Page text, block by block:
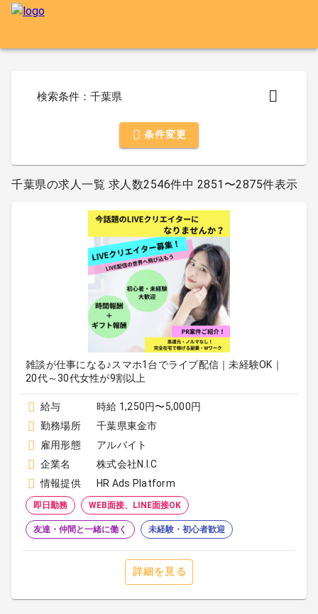
検索条件：千葉県
条件変更
千葉県の求人一覧 求人数2546件中 2851〜2875件表示
雑談が仕事になる♪スマホ1台でライブ配信｜未経験OK｜
20代～30代女性が9割以上
給与
時給 1,250円〜5,000円
勤務場所
千葉県東金市
雇用形態
アルバイト
企業名
株式会社N.I.C
情報提供
HR Ads Platform
即日勤務 WEB面接、LINE面接OK
友達・仲間と一緒に働く 未経験・初心者歓迎
詳細を見る